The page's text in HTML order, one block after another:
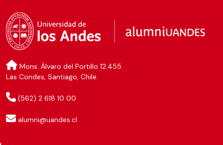
Mons. Álvaro del Portillo 12.455
Las Condes, Santiago, Chile.
(562) 2 618 10 00
alumni@uandes.cl